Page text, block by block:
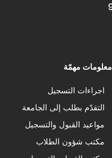
معلومات مهمّة
اجراءات التسجيل
التقدّم بطلب إلى الجامعة
مواعيد القبول والتسجيل
مكتب شؤون الطلاب